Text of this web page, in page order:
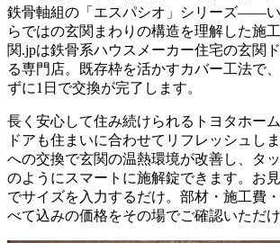
鉄骨軸組の「エスパシオ」シリーズ——
らではの玄関まわりの構造を理解した施
関.jpは鉄骨系ハウスメーカー住宅の玄関
る専門店。既存枠を活かすカバー工法で
ずに1日で交換が完了します。
長く安心して住み続けられるトヨタホー
ドアも住まいに合わせてリフレッシュし
への交換で玄関の温熱環境が改善し、タ
のようにスマートに施解錠できます。お
でサイズを入力するだけ。部材・施工費
べて込みの価格をその場でご確認いただけ